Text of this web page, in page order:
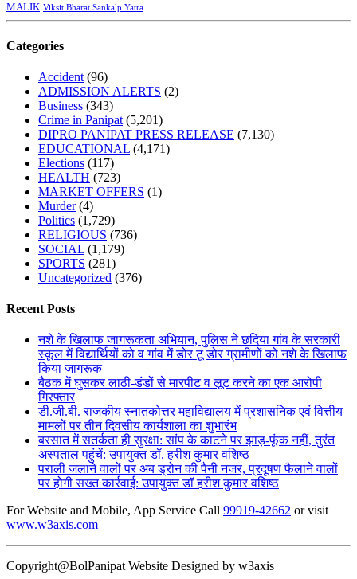
MALIK Viksit Bharat Sankalp Yatra
Categories
Accident (96)
ADMISSION ALERTS (2)
Business (343)
Crime in Panipat (5,201)
DIPRO PANIPAT PRESS RELEASE (7,130)
EDUCATIONAL (4,171)
Elections (117)
HEALTH (723)
MARKET OFFERS (1)
Murder(4)
Politics (1,729)
RELIGIOUS (736)
SOCIAL (1,179)
SPORTS (281)
Uncategorized (376)
Recent Posts
नशे के खिलाफ जागरूकता अभियान, पुलिस ने छदिया गांव के सरकारी
स्कूल में विद्यार्थियों को व गांव में डोर टू डोर ग्रामीणों को नशे के खिलाफ
किया जागरूक
बैठक में घुसकर लाठी-डंडों से मारपीट व लूट करने का एक आरोपी
गिरफ्तार
डी.जी.बी. राजकीय स्नातकोत्तर महाविद्यालय में प्रशासनिक एवं वित्तीय
मामलों पर तीन दिवसीय कार्यशाला का शुभारंभ
बरसात में सतर्कता ही सुरक्षा: सांप के काटने पर झाड़-फूंक नहीं, तुरंत
अस्पताल पहुंचें: उपायुक्त डॉ. हरीश कुमार वशिष्ठ
पराली जलाने वालों पर अब ड्रोन की पैनी नजर, प्रदूषण फैलाने वालों
पर होगी सख्त कार्रवाई: उपायुक्त डॉ हरीश कुमार वशिष्ठ
For Website and Mobile, App Service Call 99919-42662 or visit
www.w3axis.com
Copyright@BolPanipat Website Designed by w3axis